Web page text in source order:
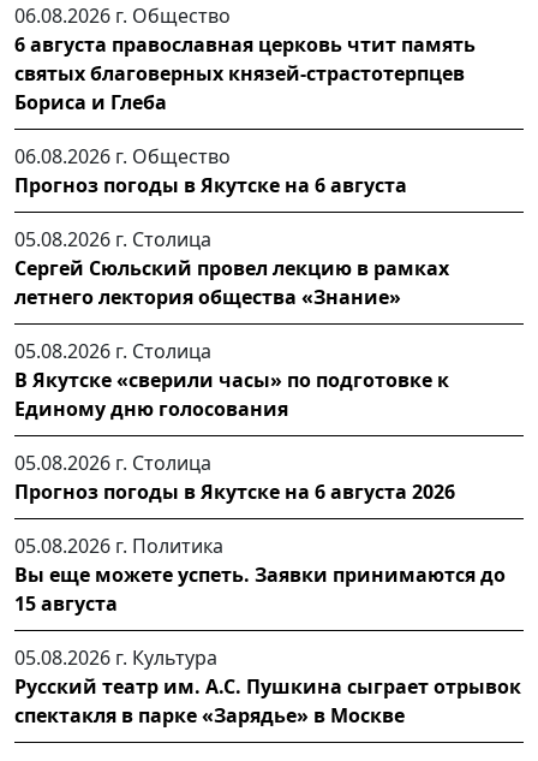
06.08.2026 г. Общество
6 августа православная церковь чтит память
святых благоверных князей-страстотерпцев
Бориса и Глеба
06.08.2026 г. Общество
Прогноз погоды в Якутске на 6 августа
05.08.2026 г. Столица
Сергей Сюльский провел лекцию в рамках
летнего лектория общества «Знание»
05.08.2026 г. Столица
В Якутске «сверили часы» по подготовке к
Единому дню голосования
05.08.2026 г. Столица
Прогноз погоды в Якутске на 6 августа 2026
05.08.2026 г. Политика
Вы еще можете успеть. Заявки принимаются до
15 августа
05.08.2026 г. Культура
Русский театр им. А.С. Пушкина сыграет отрывок
спектакля в парке «Зарядье» в Москве